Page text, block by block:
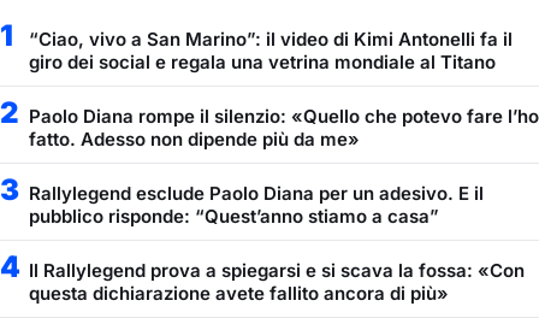
1
“Ciao, vivo a San Marino”: il video di Kimi Antonelli fa il
giro dei social e regala una vetrina mondiale al Titano
2 Paolo Diana rompe il silenzio: «Quello che potevo fare l’ho
fatto. Adesso non dipende più da me»
3 Rallylegend esclude Paolo Diana per un adesivo. E il
pubblico risponde: “Quest’anno stiamo a casa”
4 Il Rallylegend prova a spiegarsi e si scava la fossa: «Con
questa dichiarazione avete fallito ancora di più»